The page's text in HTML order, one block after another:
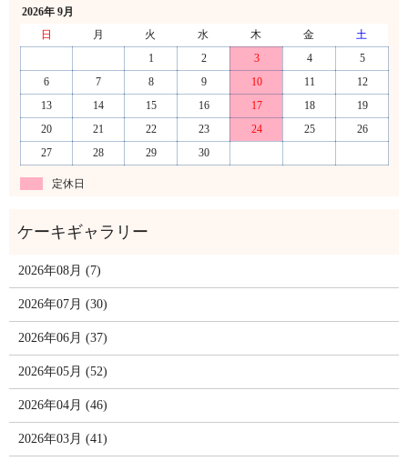
2026年 9月
日
月 火 水 木 金
土
1
2 3 4
5
6
7 8 9 10 11
12
13
14 15 16 17 18
19
20
21 22 23 24 25
26
27
28 29 30
定休日
2026年08月 (7)
2026年07月 (30)
2026年06月 (37)
2026年05月 (52)
2026年04月 (46)
2026年03月 (41)